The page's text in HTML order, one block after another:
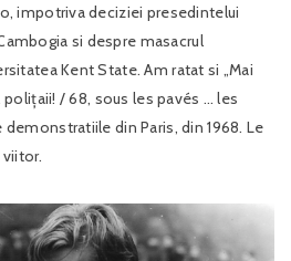
impotriva deciziei presedintelui
si despre masacrul
Kent State. Am ratat si „Mai
polițaii! / 68, sous les pavés … les
din Paris, din 1968. Le